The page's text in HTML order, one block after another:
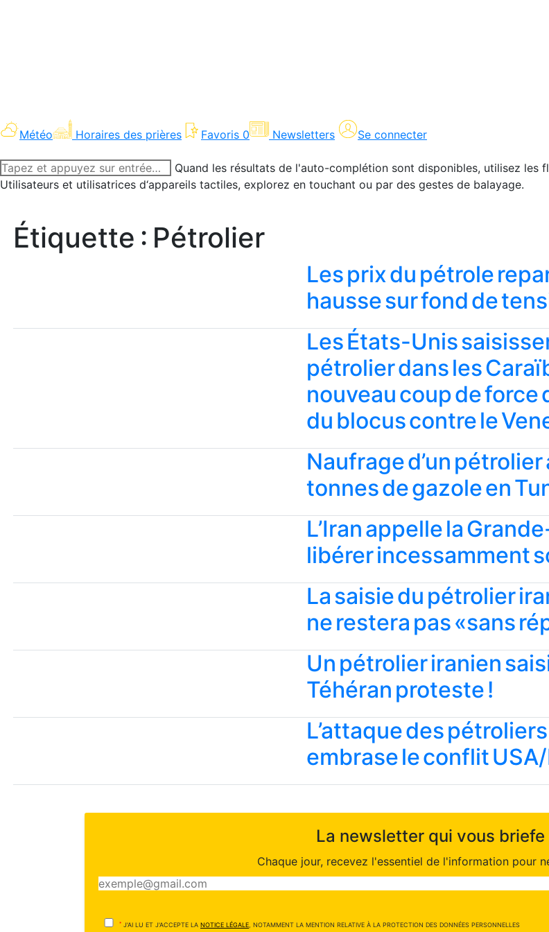
Météo Horaires des prières Favoris 0 Newsletters Se connecter
Recherche
:
Quand les résultats de l'auto-complétion sont disponibles, utilisez les
Utilisateurs et utilisatrices d‘appareils tactiles, explorez en touchant ou par des gestes de balayage.
Étiquette : Pétrolier
Les prix du pétrole
hausse sur fond de
Les États-Unis
pétrolier dans les
nouveau coup de force
du blocus contre le
Naufrage d’un pétrolier
tonnes de gazole en
L’Iran appelle la
libérer incessamment
La saisie du pétrolier
ne restera pas «sans
Un pétrolier iranien
Téhéran proteste !
L’attaque des
embrase le conflit
La newsletter qui vous briefe
Chaque jour, recevez l'essentiel de l'information pour
* J'AI LU ET J'ACCEPTE LA NOTICE LÉGALE , NOTAMMENT LA MENTION RELATIVE À LA PROTECTION DES DONNÉES PERSONNELLES